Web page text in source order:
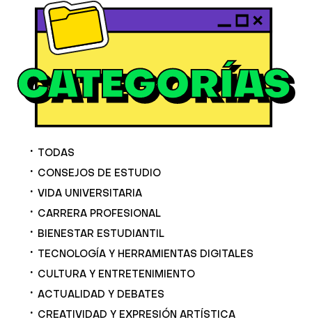
TODAS
CONSEJOS DE ESTUDIO
VIDA UNIVERSITARIA
CARRERA PROFESIONAL
BIENESTAR ESTUDIANTIL
TECNOLOGÍA Y HERRAMIENTAS DIGITALES
CULTURA Y ENTRETENIMIENTO
ACTUALIDAD Y DEBATES
CREATIVIDAD Y EXPRESIÓN ARTÍSTICA